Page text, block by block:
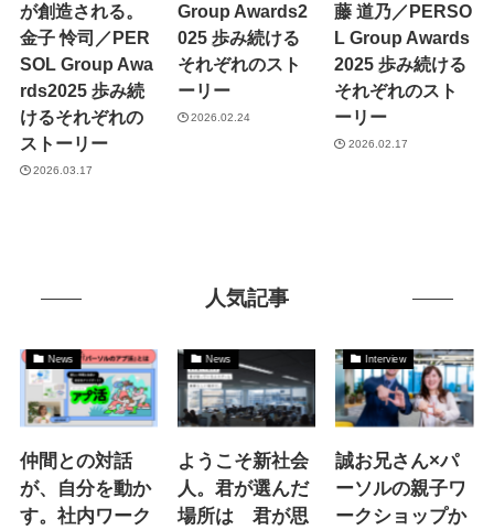
が創造される。
金子 怜司／PER
SOL Group Awa
rds2025 歩み続
けるそれぞれの
ストーリー
2026.03.17
Group Awards2
025 歩み続ける
それぞれのスト
ーリー
2026.02.24
藤 道乃／PERSO
L Group Awards
2025 歩み続ける
それぞれのスト
ーリー
2026.02.17
人気記事
News
仲間との対話
が、自分を動か
す。社内ワーク
News
ようこそ新社会
人。君が選んだ
場所は 君が思
Interview
誠お兄さん×パ
ーソルの親子ワ
ークショップか